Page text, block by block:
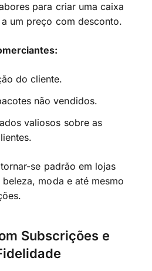
para criar uma caixa
um preço com desconto.
do cliente.
não vendidos.
valiosos sobre as
se padrão em lojas
moda e até mesmo
Subscrições e